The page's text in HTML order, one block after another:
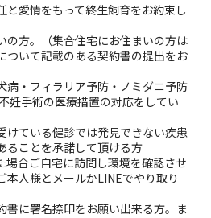
と愛情をもって終生飼育をお約束し
の方。（集合住宅にお住まいの方は
ついて記載のある契約書の提出をお
病・フィラリア予防・ノミダニ予防
妊手術の医療措置の対応をしてい
けている健診では発見できない疾患
ることを承諾して頂ける方
場合ご自宅に訪問し環境を確認させ
本人様とメールかLINEでやり取り
書に署名捺印をお願い出来る方。ま